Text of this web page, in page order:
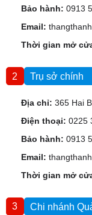
Bảo hành: 0913
Email:
Thời gian mở
2 Trụ sở chính
Địa chỉ: 365 Hai
Điện thoại: 0225
Bảo hành: 0913
Email:
Thời gian mở
3 Chi nhánh